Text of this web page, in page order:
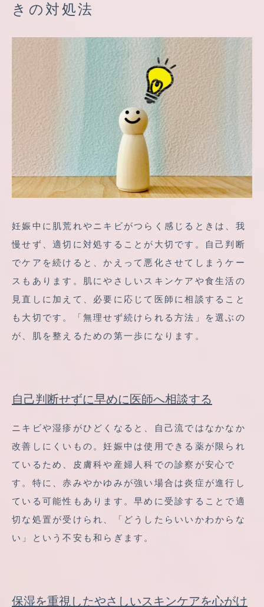
きの対処法
妊娠中に肌荒れやニキビがつらく感じるときは、我
慢せず、適切に対処することが大切です。自己判断
でケアを続けると、かえって悪化させてしまうケー
スもあります。肌にやさしいスキンケアや食生活の
見直しに加えて、必要に応じて医師に相談すること
も大切です。「無理せず続けられる方法」を選ぶの
が、肌を整えるための第一歩になります。
自己判断せずに早めに医師へ相談する
ニキビや湿疹がひどくなると、自己流ではなかなか
改善しにくいもの。妊娠中は使用できる薬が限られ
ているため、皮膚科や産婦人科での診察が安心で
す。特に、赤みやかゆみが強い場合は炎症が進行し
ている可能性もあります。早めに受診することで適
切な処置が受けられ、「どうしたらいいかわからな
い」という不安も和らぎます。
保湿を重視したやさしいスキンケアを心がけ